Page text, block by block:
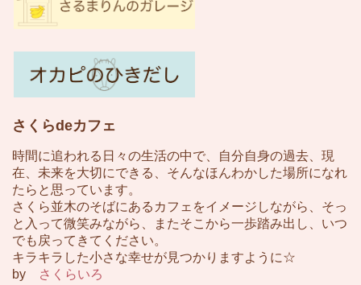
さくらdeカフェ
時間に追われる日々の生活の中で、自分自身の過去、現
在、未来を大切にできる、そんなほんわかした場所になれ
たらと思っています。
さくら並木のそばにあるカフェをイメージしながら、そっ
と入って微笑みながら、またそこから一歩踏み出し、いつ
でも戻ってきてください。
キラキラした小さな幸せが見つかりますように☆
by
さくらいろ